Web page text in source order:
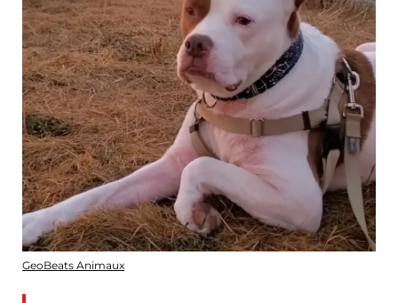
GeoBeats Animaux